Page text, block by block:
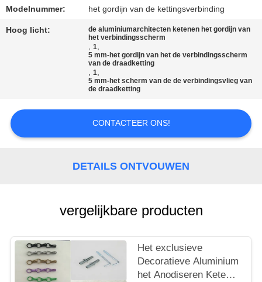
VERZOEK
OM EEN
PRIVACYBELEID
Modelnummer: het gordijn van de kettingsverbinding
Hoog licht:
de aluminiumarchitecten ketenen het gordijn van
het verbindingsscherm
,1,
5 mm-het gordijn van het de verbindingsscherm
van de draadketting
,1,
5 mm-het scherm van de de verbindingsvlieg van
de draadketting
CONTACTEER ONS!
DETAILS ONTVOUWEN
vergelijkbare producten
Het exclusieve
Decoratieve Aluminium
het Anodiseren Keten